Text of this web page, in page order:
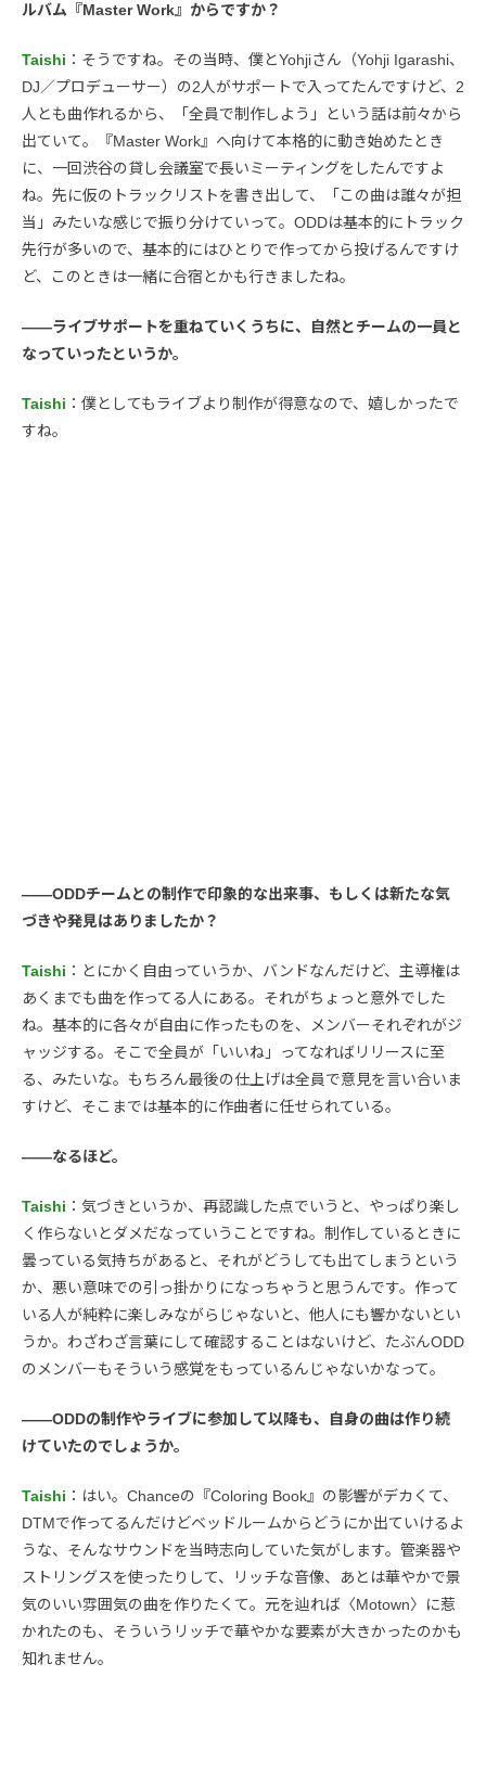
ルバム『Master Work』からですか？
Taishi ：そうですね。その当時、僕とYohjiさん（Yohji Igarashi、
DJ／プロデューサー）の2人がサポートで入ってたんですけど、2
人とも曲作れるから、「全員で制作しよう」という話は前々から
出ていて。『Master Work』へ向けて本格的に動き始めたとき
に、一回渋谷の貸し会議室で長いミーティングをしたんですよ
ね。先に仮のトラックリストを書き出して、「この曲は誰々が担
当」みたいな感じで振り分けていって。ODDは基本的にトラック
先行が多いので、基本的にはひとりで作ってから投げるんですけ
ど、このときは一緒に合宿とかも行きましたね。
――ライブサポートを重ねていくうちに、自然とチームの一員と
なっていったというか。
Taishi ：僕としてもライブより制作が得意なので、嬉しかったで
すね。
――ODDチームとの制作で印象的な出来事、もしくは新たな気
づきや発見はありましたか？
Taishi ：とにかく自由っていうか、バンドなんだけど、主導権は
あくまでも曲を作ってる人にある。それがちょっと意外でした
ね。基本的に各々が自由に作ったものを、メンバーそれぞれがジ
ャッジする。そこで全員が「いいね」ってなればリリースに至
る、みたいな。もちろん最後の仕上げは全員で意見を言い合いま
すけど、そこまでは基本的に作曲者に任せられている。
――なるほど。
Taishi ：気づきというか、再認識した点でいうと、やっぱり楽し
く作らないとダメだなっていうことですね。制作しているときに
曇っている気持ちがあると、それがどうしても出てしまうという
か、悪い意味での引っ掛かりになっちゃうと思うんです。作って
いる人が純粋に楽しみながらじゃないと、他人にも響かないとい
うか。わざわざ言葉にして確認することはないけど、たぶんODD
のメンバーもそういう感覚をもっているんじゃないかなって。
――ODDの制作やライブに参加して以降も、自身の曲は作り続
けていたのでしょうか。
Taishi ：はい。Chanceの『Coloring Book』の影響がデカくて、
DTMで作ってるんだけどベッドルームからどうにか出ていけるよ
うな、そんなサウンドを当時志向していた気がします。管楽器や
ストリングスを使ったりして、リッチな音像、あとは華やかで景
気のいい雰囲気の曲を作りたくて。元を辿れば〈Motown〉に惹
かれたのも、そういうリッチで華やかな要素が大きかったのかも
知れません。